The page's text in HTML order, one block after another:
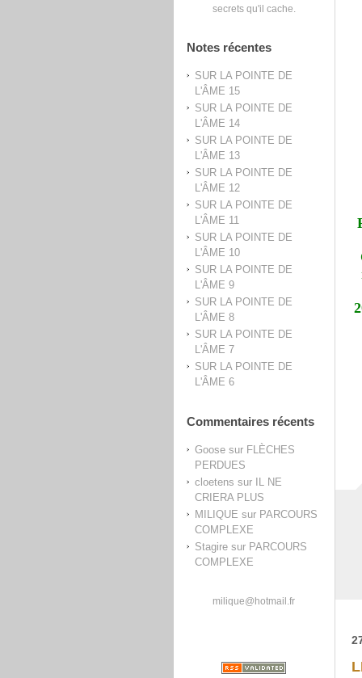
secrets qu'il cache.
Notes récentes
SUR LA POINTE DE
L'ÂME 15
SUR LA POINTE DE
L'ÂME 14
SUR LA POINTE DE
L'ÂME 13
SUR LA POINTE DE
L'ÂME 12
SUR LA POINTE DE
L'ÂME 11
SUR LA POINTE DE
L'ÂME 10
SUR LA POINTE DE
L'ÂME 9
SUR LA POINTE DE
L'ÂME 8
SUR LA POINTE DE
L'ÂME 7
SUR LA POINTE DE
L'ÂME 6
Commentaires récents
Goosesur FLÈCHES
PERDUES
cloetens sur
IL NE
CRIERA PLUS
MILIQUE sur PARCOURS
COMPLEXE
Stagiresur PARCOURS
COMPLEXE
milique@hotmail.fr